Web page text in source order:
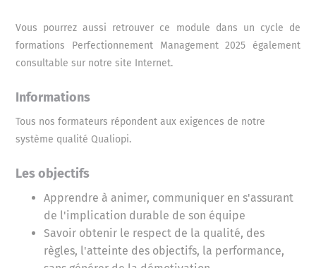
Vous pourrez aussi retrouver ce module dans un cycle de
formations Perfectionnement Management 2025 également
consultable sur notre site Internet.
Informations
Tous nos formateurs répondent aux exigences de notre
système qualité Qualiopi.
Les objectifs
Apprendre à animer, communiquer en s'assurant
de l'implication durable de son équipe
Savoir obtenir le respect de la qualité, des
règles, l'atteinte des objectifs, la performance,